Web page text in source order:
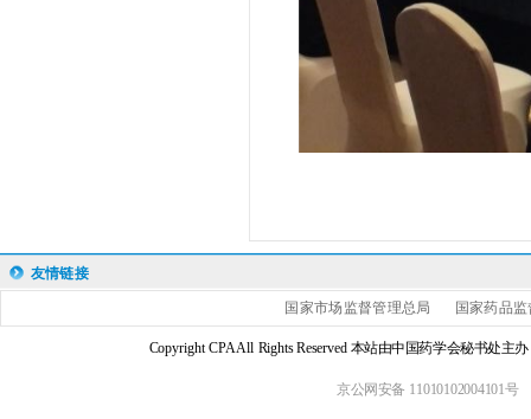
友情链接
国家市场监督管理总局 国家药品
Copyright CPA All Rights Reserved 本站由中国药学会秘书处主
京公网安备 11010102004101号